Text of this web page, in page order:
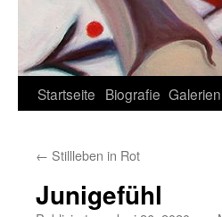
Zum
springen
Startseite Biografie Galerien
← Stillleben in Rot
Junigefühl